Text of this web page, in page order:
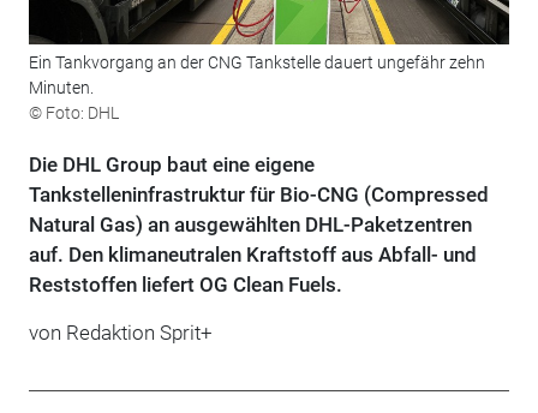
Ein Tankvorgang an der CNG Tankstelle dauert ungefähr zehn
Minuten.
© Foto: DHL
Die DHL Group baut eine eigene
Tankstelleninfrastruktur für Bio-CNG (Compressed
Natural Gas) an ausgewählten DHL-Paketzentren
auf. Den klimaneutralen Kraftstoff aus Abfall- und
Reststoffen liefert OG Clean Fuels.
von Redaktion Sprit+